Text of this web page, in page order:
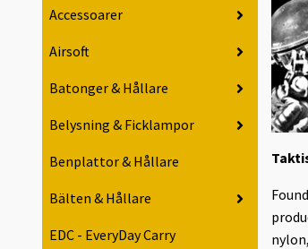
Accessoarer
Airsoft
Batonger & Hållare
Belysning & Ficklampor
Benplattor & Hållare
Bälten & Hållare
EDC - EveryDay Carry